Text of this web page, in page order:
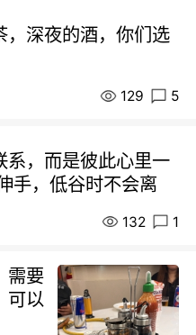
，深夜的酒，你们选
129 5
系，而是彼此心里一
手，低谷时不会离
132 1
需要
可以